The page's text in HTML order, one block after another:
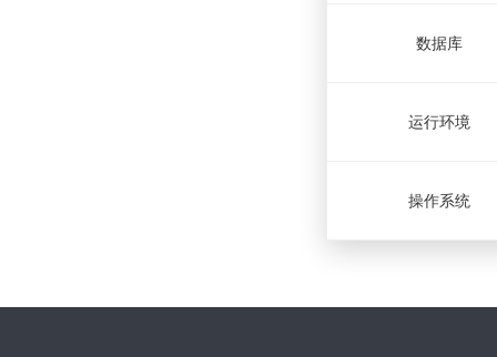
数据库
运行环境
操作系统